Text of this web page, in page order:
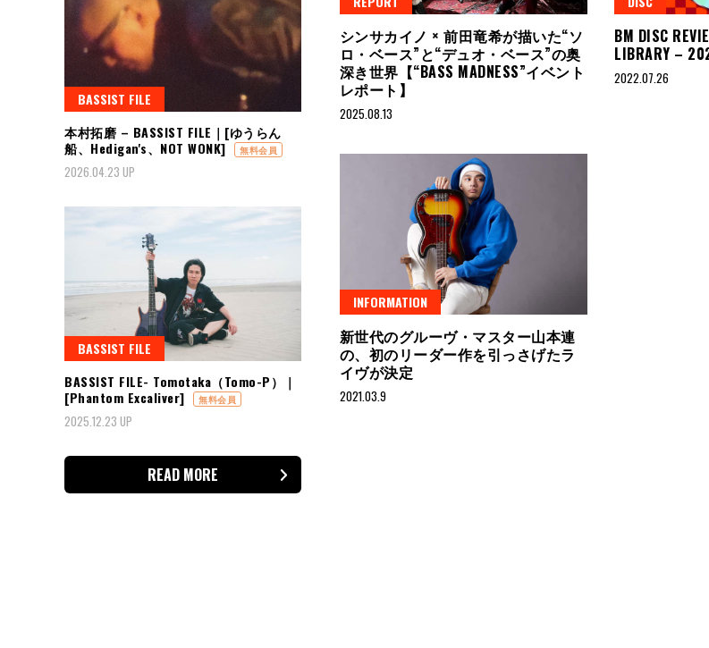
シンサカイノ × 前田竜希が描いた“ソ
ロ・ベース”と“デュオ・ベース”の奥
深き世界【“BASS MADNESS”イベント
レポート】
2025.08.13
BM DISC
LIBRARY –
2022.07.26
INFORMATION
新世代のグルーヴ・マスター山本連
の、初のリーダー作を引っさげたラ
イヴが決定
2021.03.9
BASSIST FILE
本村拓磨 – BASSIST FILE｜[ゆうらん
船、Hedigan's、NOT WONK]
無料会員
2026.04.23 UP
BASSIST FILE
BASSIST FILE- Tomotaka（Tomo-P）｜
[Phantom Excaliver]
無料会員
2025.12.23 UP
READ MORE